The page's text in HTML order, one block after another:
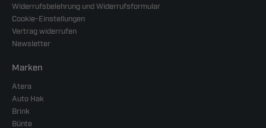
Widerrufsbelehrung und Widerrufsformular
Cookie-Einstellungen
Vertrag widerrufen
Newsletter
Marken
Atera
Auto Hak
Brink
Bünte